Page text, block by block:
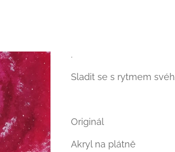
.
Sladit se s rytmem
Originál
Akryl na plátně